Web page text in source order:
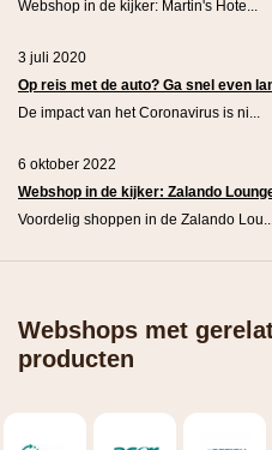
Webshop in de kijker: Martin's Hote...
3 juli 2020
Op reis met de auto? Ga snel even
De impact van het Coronavirus is ni...
6 oktober 2022
Webshop in de kijker: Zalando
Voordelig shoppen in de Zalando
Webshops met
producten